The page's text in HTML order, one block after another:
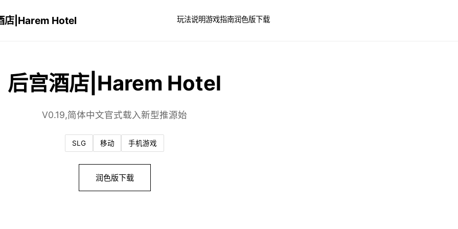
店|Harem Hotel 玩法说明游戏指南润色版下载
后宫酒店|Harem Hotel
V0.19,简体中文官式载入新型推源始
SLG 移动 手机游戏
润色版下载